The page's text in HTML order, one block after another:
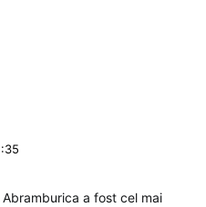
a fost cel mai